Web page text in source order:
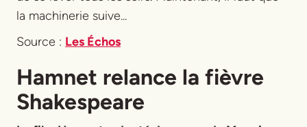
la machinerie suive...
Source : Les Échos
Hamnet relance la fièvre
Shakespeare